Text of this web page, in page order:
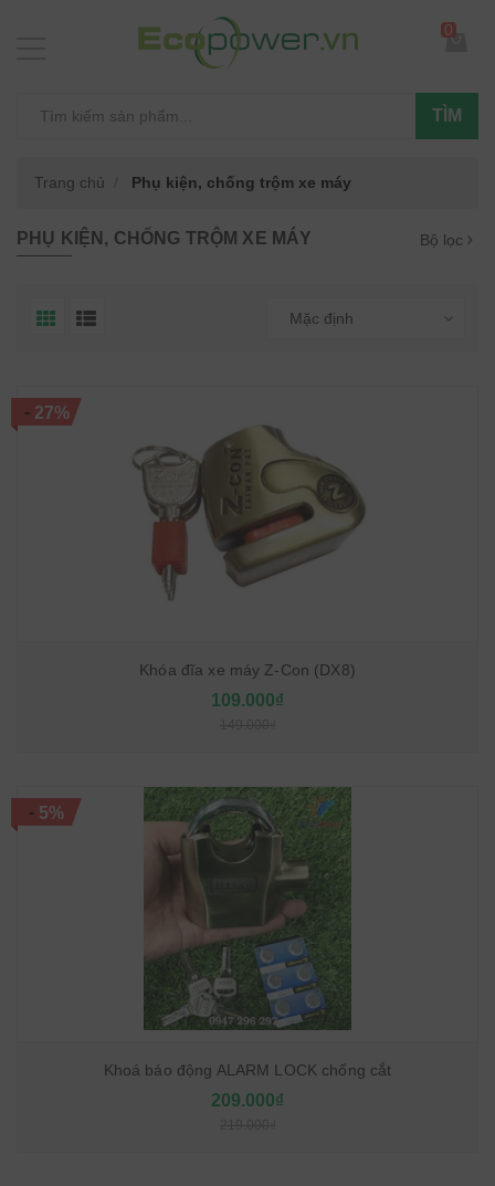
TÌM
0
Trang chủ Phụ kiện, chống trộm xe máy
PHỤ KIỆN, CHỐNG TRỘM XE MÁY Bộ lọc
Mặc định
-27%
Khóa đĩa xe máy Z-Con (DX8)
109.000₫
- 5%
Khoá báo động ALARM LOCK chống cắt
209.000₫